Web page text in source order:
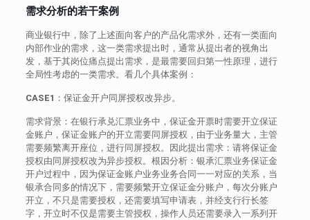
需求分析的若干案例
商业银行中，除了上述面向客户的产品化需求外，还有一类面向
内部作业的需求，这一类需求提出时，通常从提出者的视角出
发，基于其岗位痛点提出需求，是最需要回归第一性原理，进行
全局性考虑的一类需求。看几个具体案例：
CASE1 ：保证金开户同屏授权改异步。
需求背景：在银行承兑汇票业务中，保证金开票时需要开立保证
金账户，保证金账户的开立需要同屏授权，由于业务量大，主管
需要频繁离开座位，进行同屏授权。因此提出需求：请将保证金
授权由同屏授权改为异步授权。根因分析：银承汇票业务保证金
开户过程中，因为保证金账户业务业务合同一一对应的关系，当
银承合同多的情况下，需要频繁开立保证金分账户，每次分账户
开立，不只是需要授权，还需要填写申请表，并经支行行长签
字，开立时不仅是需要主管授权，操作人员还需要录入一系列开